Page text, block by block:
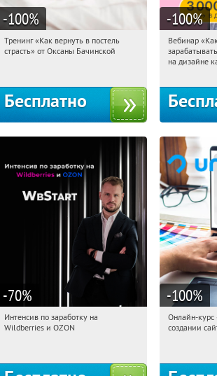
-100%
18:46:57 Получили:
Тренинг «Как вернуть в постель
страсть» от Оксаны Бачинской
Бесплатно
-100%
18:46:57
Россия
Вебинар
на дизайне
-70%
18:46:57 Получили:
Интенсив по заработку на
Wildberries и OZON
-100%
18:46:57
Онлайн-курс
создании